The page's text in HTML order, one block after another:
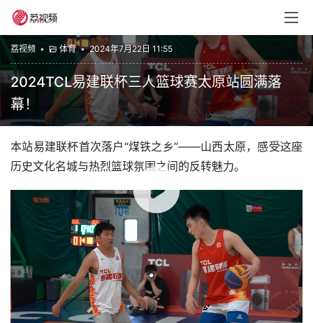
荔视频 • 体育 • 2024年7月22日 11:55
2024TCL易建联杯三人篮球赛太原站圆满落
幕！
本站易建联杯首次落户“煤铁之乡”——山西太原，感受这座
历史文化名城与热烈篮球氛围之间的反转魅力。
2024TCL易建联杯 2024易建联杯3人篮球赛-赛事资讯
赞(0)
生成海报 0